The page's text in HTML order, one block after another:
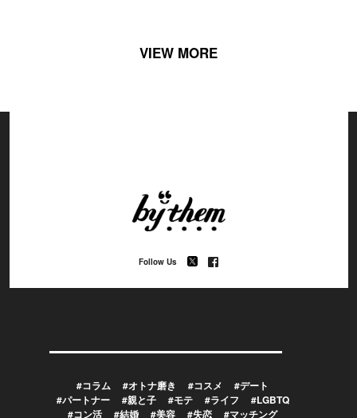
VIEW MORE
Follow Us
#コラム #オトナ磨き #コスメ
#デート
#パートナー
#親と子 #モテ #ライフ
#LGBTQ
#コン活
#結婚 #美容 #失恋 #マッチング